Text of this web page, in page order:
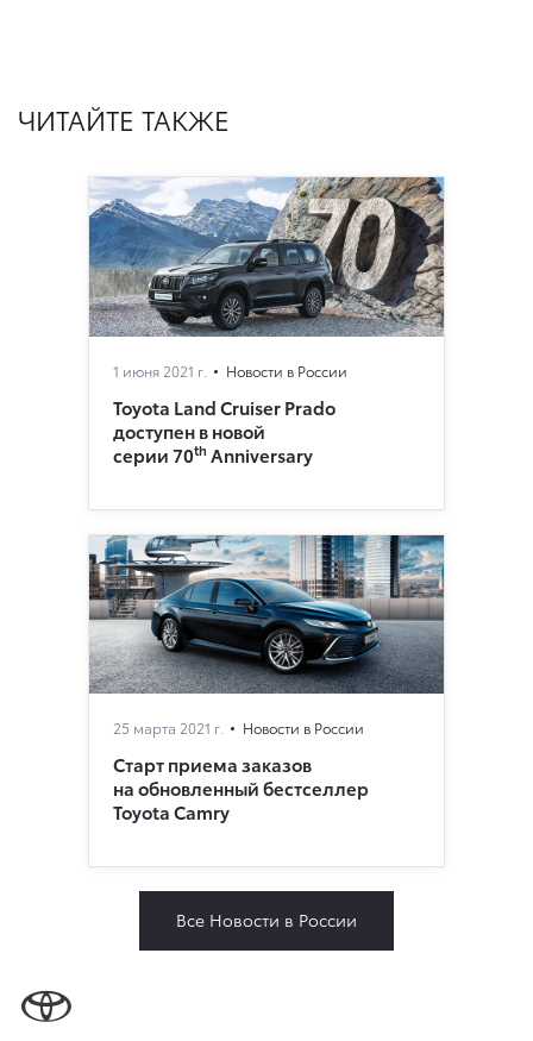
ЧИТАЙТЕ ТАКЖЕ
1 июня 2021 г. Новости в России
Toyota Land Cruiser Prado
доступен в новой
серии 70th Anniversary
25 марта 2021 г. Новости в России
Старт приема заказов
на обновленный бестселлер
Toyota Camry
Все Новости в России